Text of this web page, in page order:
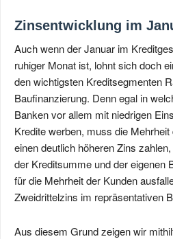
Zinsentwicklung im
Auch wenn der Januar im
ruhiger Monat ist, lohnt sich doch
den wichtigsten Kreditsegmenten
Baufinanzierung. Denn egal in
Banken vor allem mit niedrigen
Kredite werben, muss die
einen deutlich höheren Zins
der Kreditsumme und der eigenen
für die Mehrheit der Kunden
Zweidrittelzins im repräsentativen
Aus diesem Grund zeigen wir